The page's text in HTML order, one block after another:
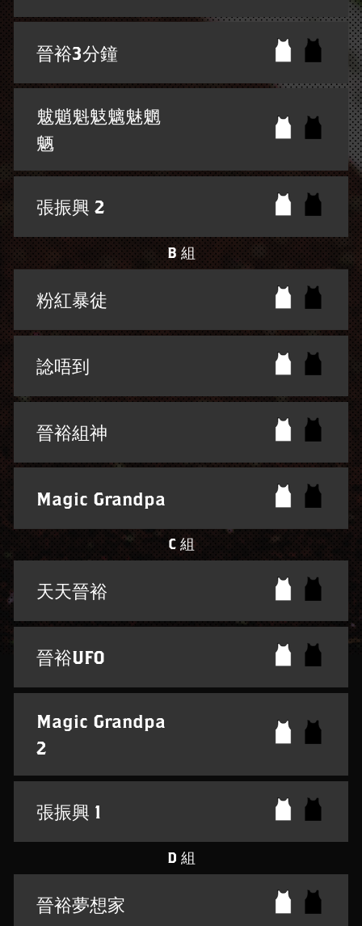
晉裕3分鐘
魃魈魁鬾魑魅魍
魉
張振興 2
B 組
粉紅暴徒
諗唔到
晉裕組神
Magic Grandpa
C 組
天天晉裕
晉裕UFO
Magic Grandpa
2
張振興 1
D 組
晉裕夢想家